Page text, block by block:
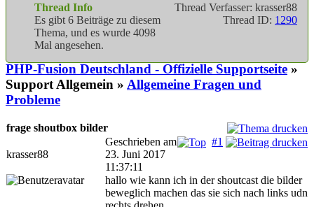
Thread Verfasser: krasser88
Thread ID: 1290
Thread Info
Es gibt 6 Beiträge zu diesem
Thema, und es wurde 4098
Mal angesehen.
PHP-Fusion Deutschland - Offizielle Supportseite »
Support Allgemein » Allgemeine Fragen und
Probleme
frage shoutbox bilder
krasser88
#1
Geschrieben am
23. Juni 2017
11:37:11
hallo wie kann ich in der shoutcast die bilder
beweglich machen das sie sich nach links udn